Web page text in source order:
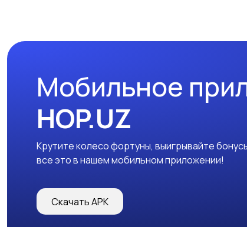
Мобильное
HOP.UZ
Крутите колесо фортуны, выигрывайте
все это в нашем мобильном приложении!
Скачать APK